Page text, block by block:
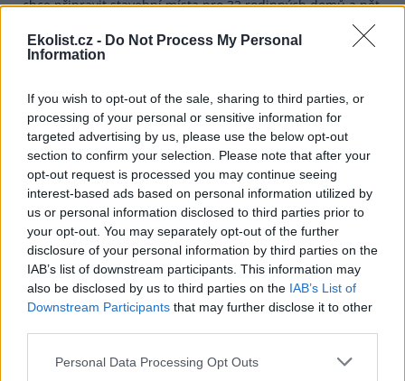
Ekolist.cz - Do Not Process My Personal
Information
If you wish to opt-out of the sale, sharing to third parties, or
processing of your personal or sensitive information for
targeted advertising by us, please use the below opt-out
section to confirm your selection. Please note that after your
opt-out request is processed you may continue seeing
interest-based ads based on personal information utilized by
us or personal information disclosed to third parties prior to
your opt-out. You may separately opt-out of the further
disclosure of your personal information by third parties on the
IAB’s list of downstream participants. This information may
also be disclosed by us to third parties on the IAB’s List of
Downstream Participants that may further disclose it to other
Personal Data Processing Opt Outs
chce připravit stavební místa pro 32 rodinných domů a pět
"Nechceme tuto investiční akci kvůli nedostatku finančních
prostředků odsouvat. Už nyní zjišťujeme, kdo by měl zájem
reklama